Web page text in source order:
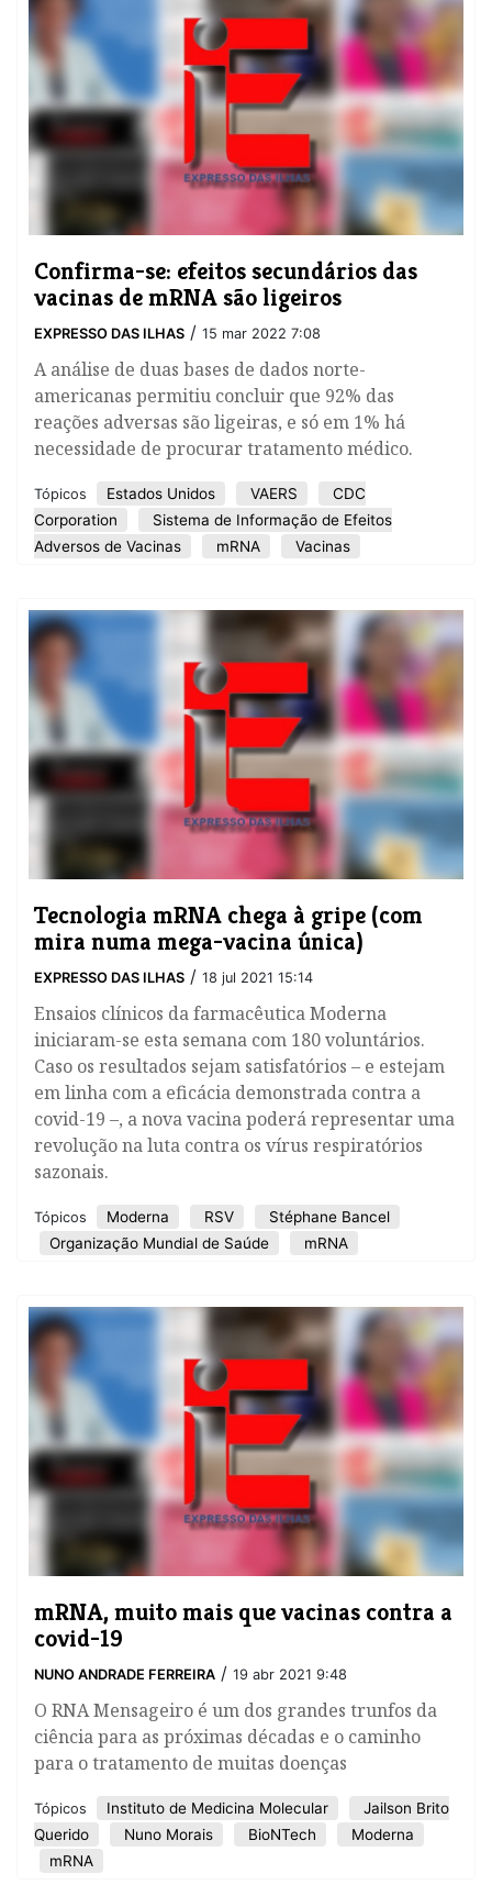
Confirma-se: efeitos secundários das
vacinas de mRNA são ligeiros
EXPRESSO DAS ILHAS / 15 mar 2022 7:08
A análise de duas bases de dados norte-
americanas permitiu concluir que 92% das
reações adversas são ligeiras, e só em 1% há
necessidade de procurar tratamento médico.
Tópicos Estados Unidos VAERS
CDC
Corporation
Sistema de Informação de Efeitos
Adversos de Vacinas
mRNA Vacinas
Tecnologia mRNA chega à gripe (com
mira numa mega-vacina única)
EXPRESSO DAS ILHAS / 18 jul 2021 15:14
Ensaios clínicos da farmacêutica Moderna
iniciaram-se esta semana com 180 voluntários.
Caso os resultados sejam satisfatórios – e estejam
em linha com a eficácia demonstrada contra a
covid-19 –, a nova vacina poderá representar uma
revolução na luta contra os vírus respiratórios
sazonais.
Tópicos Moderna RSV
Stéphane Bancel
Organização Mundial de Saúde
mRNA
mRNA, muito mais que vacinas contra a
covid-19
NUNO ANDRADE FERREIRA / 19 abr 2021 9:48
O RNA Mensageiro é um dos grandes trunfos da
ciência para as próximas décadas e o caminho
para o tratamento de muitas doenças
Tópicos Instituto de Medicina Molecular
Jailson Brito
Querido
Nuno Morais BioNTech
Moderna
mRNA